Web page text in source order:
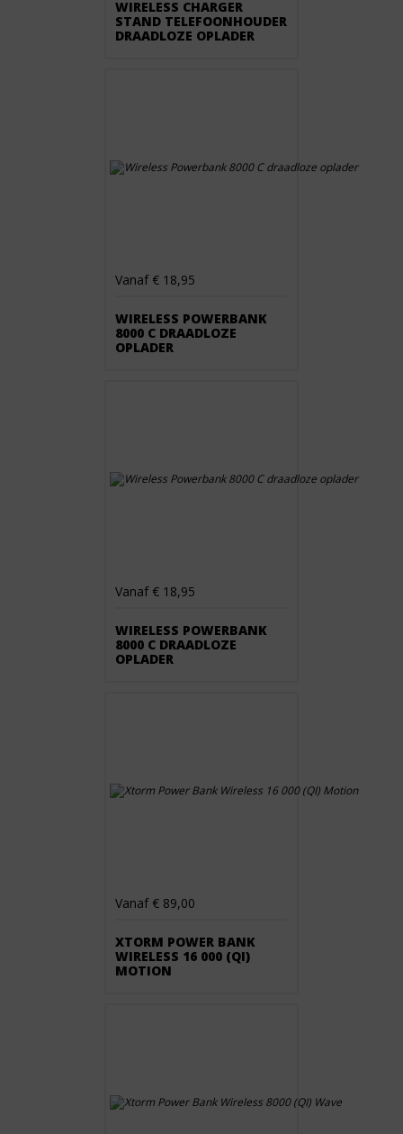
WIRELESS CHARGER
STAND TELEFOONHOUDER
DRAADLOZE OPLADER
Vanaf € 18,95
WIRELESS POWERBANK
8000 C DRAADLOZE
OPLADER
Vanaf € 18,95
WIRELESS POWERBANK
8000 C DRAADLOZE
OPLADER
Vanaf € 89,00
XTORM POWER BANK
WIRELESS 16 000 (QI)
MOTION